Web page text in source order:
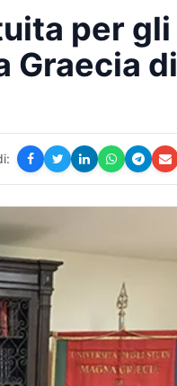
per gli
Graecia di